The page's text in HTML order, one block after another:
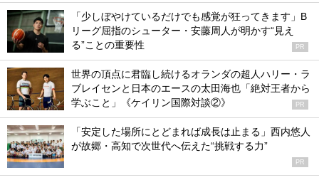
「少しぼやけているだけでも感覚が狂ってきます」B
リーグ屈指のシューター・安藤周人が明かす“見え
る”ことの重要性
PR
世界の頂点に君臨し続けるオランダの超人ハリー・ラ
ブレイセンと日本のエースの太田海也「絶対王者から
学ぶこと」《ケイリン国際対談②》
PR
「安定した場所にとどまれば成長は止まる」西内悠人
が故郷・高知で次世代へ伝えた“挑戦する力”
PR